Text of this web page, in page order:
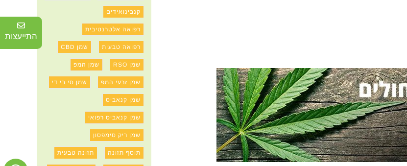
קנבינואידים
רפואה אלטרנטיבית
רפואה טבעית שמן CBD
שמן RSO שמן המפ
שמן זרעי המפ שמן סי בי די
שמן קנאביס
שמן קנאביס רפואי
שמן ריק סימפסון
תוסף תזונה תזונה טבעית
התייעצות